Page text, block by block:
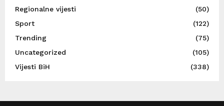
Regionalne vijesti
(50)
Sport
(122)
Trending
(75)
Uncategorized
(105)
Vijesti BiH
(338)